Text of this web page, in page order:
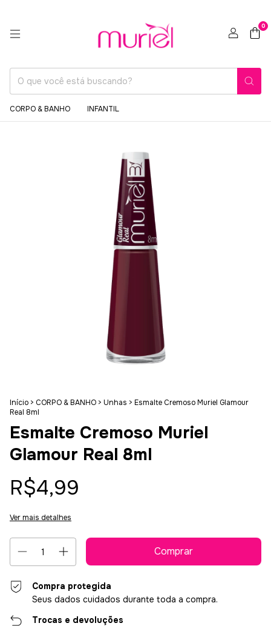
0
CORPO & BANHO INFANTIL
Início > CORPO & BANHO > Unhas > Esmalte Cremoso Muriel Glamour
Real 8ml
Esmalte Cremoso Muriel
Glamour Real 8ml
R$4,99
Ver mais detalhes
Compra protegida
Seus dados cuidados durante toda a compra.
Trocas e devoluções